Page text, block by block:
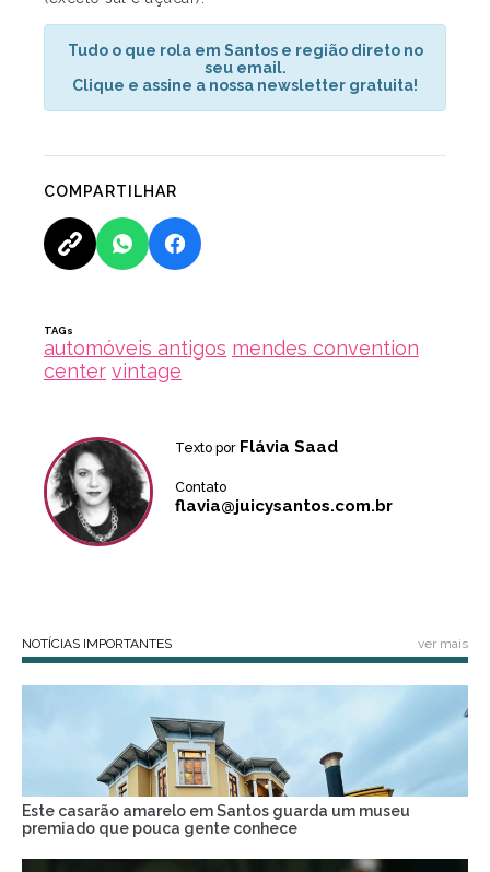
Tudo o que rola em Santos e região direto no
seu email.
Clique e assine a nossa newsletter gratuita!
COMPARTILHAR
TAGs
automóveis antigos mendes convention
center vintage
Texto por Flávia Saad
Contato
flavia@juicysantos.com.br
NOTÍCIAS IMPORTANTES ver mais
Este casarão amarelo em Santos guarda um museu
premiado que pouca gente conhece